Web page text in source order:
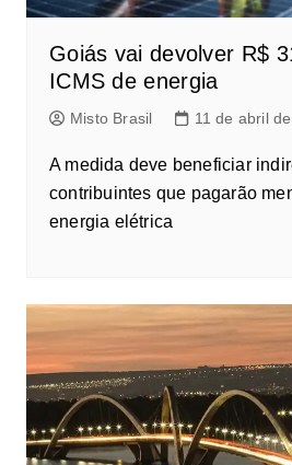
Goiás vai devolver R$
ICMS de energia
Misto Brasil 11 de abril
A medida deve beneficiar
contribuintes que pagarão
energia elétrica